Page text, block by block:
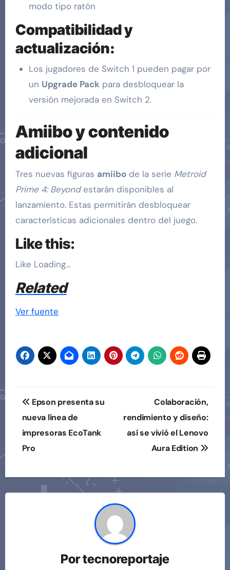
modo tipo ratón
Compatibilidad y
actualización:
Los jugadores de Switch 1 pueden pagar por
un Upgrade Packpara desbloquear la
versión mejorada en Switch 2.
Amiibo y contenido
adicional
Tres nuevas figuras amiibode la serie Metroid
Prime 4: Beyondestarán disponibles al
lanzamiento. Estas permitirán desbloquear
características adicionales dentro del juego.
Like this:
Like Loading…
Related
Ver fuente
Navegación
de
entradas
Epson presenta su
nueva línea de
impresoras EcoTank
Pro
Colaboración,
rendimiento y diseño:
así se vivió el Lenovo
Aura Edition
Portecnoreportaje